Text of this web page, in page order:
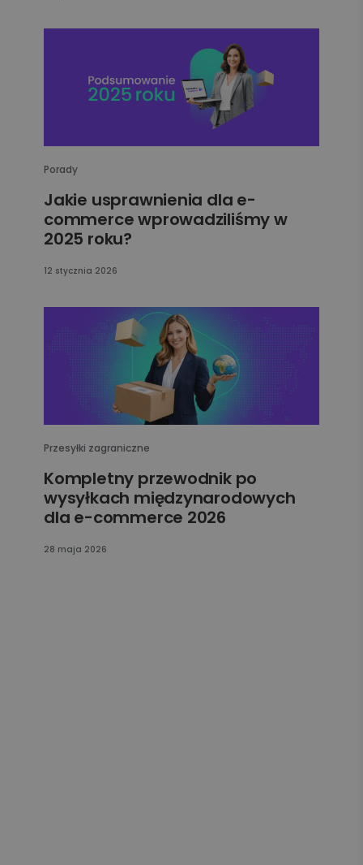
Porady
Jakie usprawnienia dla e-
commerce wprowadziliśmy w
2025 roku?
12 stycznia 2026
Przesyłki zagraniczne
Kompletny przewodnik po
wysyłkach międzynarodowych
dla e-commerce 2026
28 maja 2026